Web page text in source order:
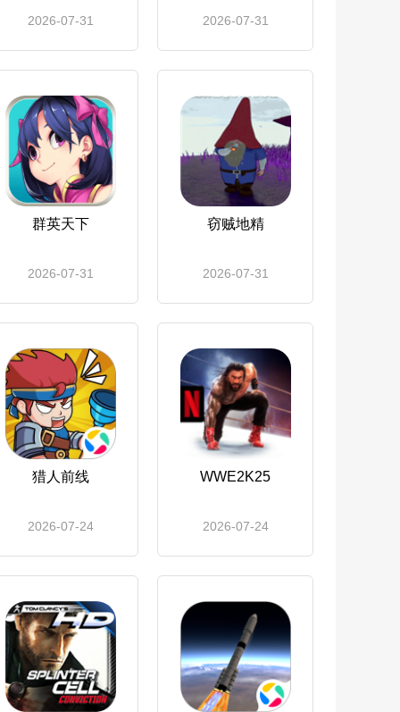
2026-07-31 2026-07-31
群英天下
2026-07-31
窃贼地精
2026-07-31
猎人前线
2026-07-24
WWE2K25
2026-07-24